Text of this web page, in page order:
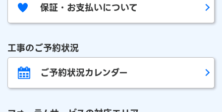
保証・お支払いについて
工事のご予約状況
ご予約状況カレンダー